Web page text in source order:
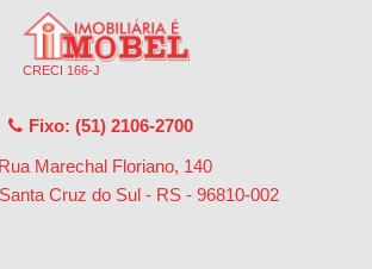
CRECI 166-J
Fixo: (51) 2106-2700
Rua Marechal Floriano, 140
Cruz do Sul - RS - 96810-002